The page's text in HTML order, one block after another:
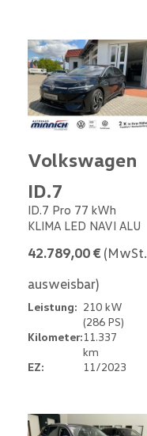
Volkswagen
ID.7
ID.7 Pro 77 kWh
KLIMA LED NAVI ALU
42.789,00 € (MwSt.
ausweisbar)
Leistung: 210 kW
(286 PS)
Kilometer:11.337
km
EZ:
11/2023